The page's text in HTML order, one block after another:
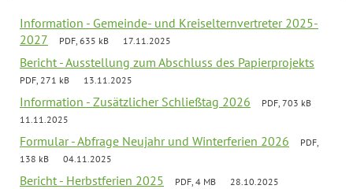
Information - Gemeinde- und Kreiselternvertreter 2025-
2027
PDF, 635 kB 17.11.2025
Bericht - Ausstellung zum Abschluss des Papierprojekts
PDF, 271 kB 13.11.2025
Information - Zusätzlicher Schließtag 2026
PDF, 703 kB
11.11.2025
Formular - Abfrage Neujahr und Winterferien 2026
PDF,
138 kB
04.11.2025
Bericht - Herbstferien 2025 PDF, 4 MB 28.10.2025